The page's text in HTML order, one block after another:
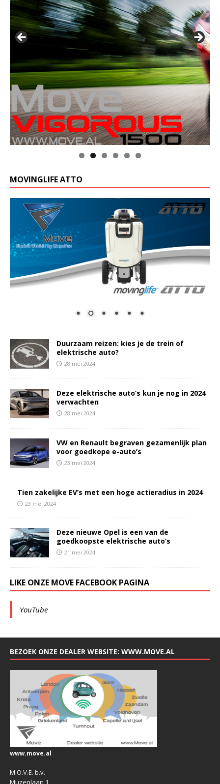
MOVINGLIFE ATTO
Duurzaam reizen: kies je de trein of
elektrische auto?
28 mei 2024
Deze elektrische auto’s kun je nog in 2024
verwachten
28 mei 2024
VW en Renault begraven gezamenlijk plan
voor goedkope e-auto’s
23 mei 2024
Tien zakelijke EV’s met een hoge actieradius in 2024
23 mei 2024
Deze nieuwe Opel is een van de
goedkoopste elektrische auto’s
21 mei 2024
LIKE ONZE MOVE FACEBOOK PAGINA
YouTube
BEZOEK ONZE DEALER WEBSITE: WWW.MOVE.AL
www.move.al
M.O.V.E. b.v.
Muzenlaan 1